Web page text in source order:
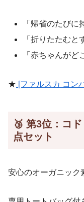
「帰省のたびに
「折りたたむと
「赤ちゃんがど
★ [ファルスカ コン
🥉 第3位：コ
点セット
安心のオーガニック